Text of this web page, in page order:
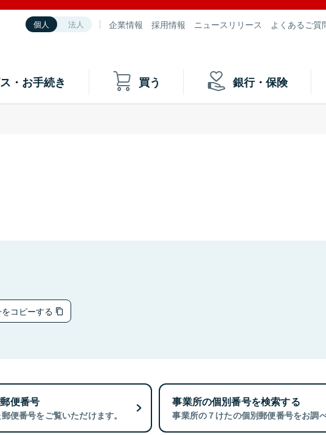
個人 法人 企業情報 採用情報 ニュースリリース よくあるご質
・お手続き 買う 銀行・保険
コピーする
便番号
便番号をご覧いただけます。
事業所の個別番号を検索する
事業所の７けたの個別郵便番号をお調べ